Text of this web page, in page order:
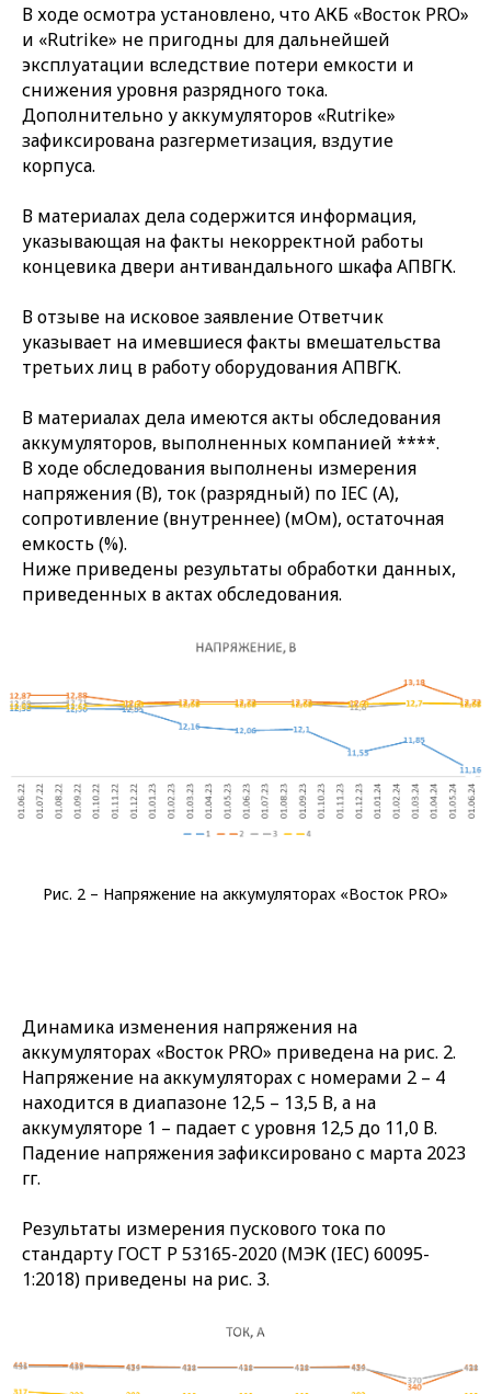
В ходе осмотра установлено, что АКБ «Восток PRO»
и «Rutrike» не пригодны для дальнейшей
эксплуатации вследствие потери емкости и
снижения уровня разрядного тока.
Дополнительно у аккумуляторов «Rutrike»
зафиксирована разгерметизация, вздутие
корпуса.
В материалах дела содержится информация,
указывающая на факты некорректной работы
концевика двери антивандального шкафа АПВГК.
В отзыве на исковое заявление Ответчик
указывает на имевшиеся факты вмешательства
третьих лиц в работу оборудования АПВГК.
В материалах дела имеются акты обследования
аккумуляторов, выполненных компанией ****.
В ходе обследования выполнены измерения
напряжения (В), ток (разрядный) по IEC (А),
сопротивление (внутреннее) (мОм), остаточная
емкость (%).
Ниже приведены результаты обработки данных,
приведенных в актах обследования.
Рис. 2 – Напряжение на аккумуляторах «Восток PRO»
Динамика изменения напряжения на
аккумуляторах «Восток PRO» приведена на рис. 2.
Напряжение на аккумуляторах с номерами 2 – 4
находится в диапазоне 12,5 – 13,5 В, а на
аккумуляторе 1 – падает с уровня 12,5 до 11,0 В.
Падение напряжения зафиксировано с марта 2023
гг.
Результаты измерения пускового тока по
стандарту ГОСТ Р 53165-2020 (МЭК (IEC) 60095-
1:2018) приведены на рис. 3.